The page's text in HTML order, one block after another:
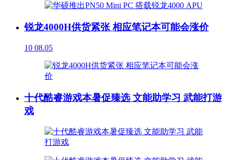
锐龙4000H供货紧张 相应笔记本可能会涨价
10 08.05
十代酷睿游戏本暑促臻选 文能助学习 武能打游
戏